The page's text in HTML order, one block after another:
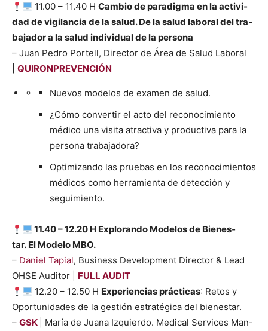
11.00 – 11.40 HCam­bio de par­a­dig­ma en la activi­
dad de vig­i­lan­cia de la salud. De la salud lab­o­ral del tra­
ba­jador a la salud indi­vid­ual de la per­sona
– Juan Pedro Portell, Direc­tor de Área de Salud Lab­o­ral
QUIRONPREVENCIÓN
Nuevos mod­e­los de exa­m­en de salud.
¿Cómo con­ver­tir el acto del reconocimien­to
médi­co una visi­ta atrac­ti­va y pro­duc­ti­va para la
per­sona tra­ba­jado­ra?
Opti­mizan­do las prue­bas en los reconocimien­tos
médi­cos como her­ramien­ta de detec­ción y
seguimien­to.
11.40 – 12.20 H Explo­ran­do Mod­e­los de Bien­es­
tar. El Mod­e­lo MBO.
– Daniel Tapi­al, Busi­ness Devel­op­ment Direc­tor & Lead
OHSE Audi­tor | FULL AUDIT
12.20 – 12.50 H Expe­ri­en­cias prác­ti­cas: Retos y
Opor­tu­nidades de la gestión estratég­i­ca del bien­es­tar.
– GSK
| María de Jua­na Izquier­do. Med­ical Ser­vices Man­